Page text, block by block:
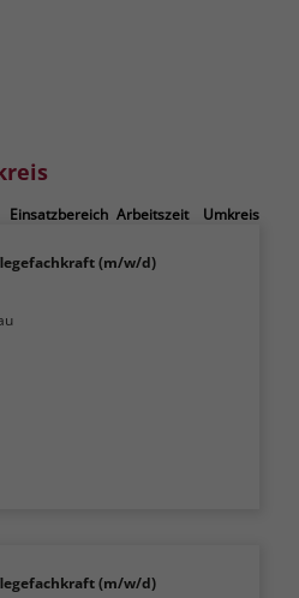
Einsatzbereich Arbeitszeit Umkreis
(m/w/d)
(m/w/d)